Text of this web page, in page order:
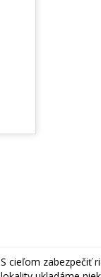
S cieľom zabezpečiť